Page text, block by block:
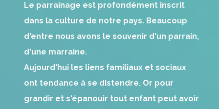
Le parrainage est profondément inscrit
dans la culture de notre pays. Beaucoup
d'entre nous avons le souvenir d'un parrain,
d'une marraine.
Aujourd'hui les liens familiaux et sociaux
ont tendance à se distendre. Or pour
grandir et s'épanouir tout enfant peut avoir